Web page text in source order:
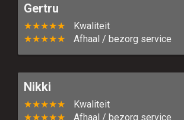
Gertru
★★★★★
Kwaliteit
★★★★★
Afhaal / bezorg service
Nikki
★★★★★
Kwaliteit
★★★★★
Afhaal / bezorg service